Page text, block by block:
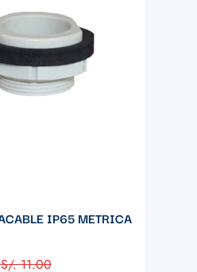
IP65 METRICA
S/. 11.00